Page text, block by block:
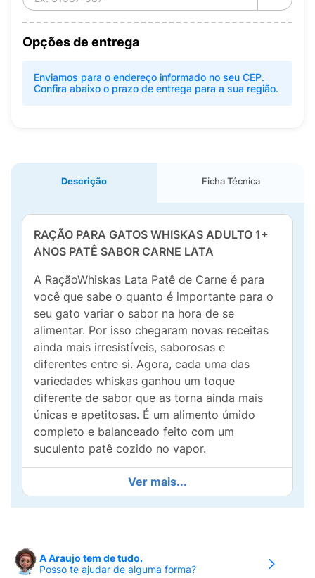
Opções de entrega
Enviamos para o endereço informado no seu CEP.
Confira abaixo o prazo de entrega para a sua região.
Descrição Ficha Técnica
RAÇÃO PARA GATOS WHISKAS ADULTO 1+
ANOS PATÊ SABOR CARNE LATA
A RaçãoWhiskas Lata Patê de Carne é para
você que sabe o quanto é importante para o
seu gato variar o sabor na hora de se
alimentar. Por isso chegaram novas receitas
ainda mais irresistíveis, saborosas e
diferentes entre si. Agora, cada uma das
variedades whiskas ganhou um toque
diferente de sabor que as torna ainda mais
únicas e apetitosas. É um alimento úmido
completo e balanceado feito com um
suculento patê cozido no vapor.
Alimento 100% completo e balanceado, ideal
para o consumo diário.Sem aroma artificial e
sem conservantes.Proporciona ótima
Ver mais...
A Araujo tem de tudo.
Posso te ajudar de alguma forma?